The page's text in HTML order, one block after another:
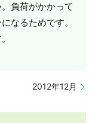
負荷がかかって
なるためです。
2012年12月